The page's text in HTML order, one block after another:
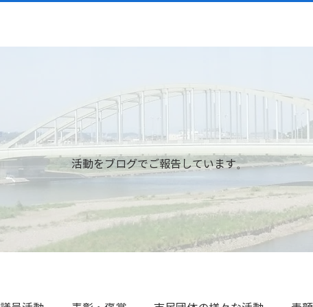
活動をブログでご報告しています。